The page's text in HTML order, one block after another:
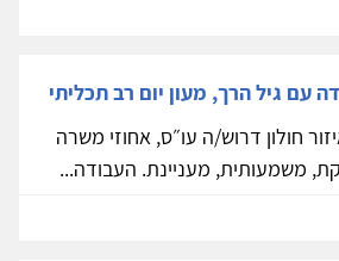
עם גיל הרך, מעון יום רב תכליתי
חולון דרוש/ה עו״ס, אחוזי משרה
משמעותית, מעניינת. העבודה...